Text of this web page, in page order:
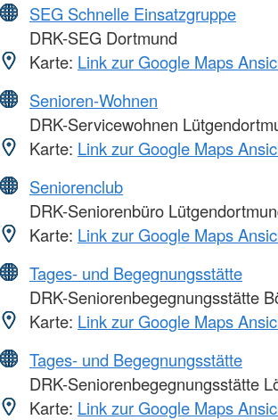
SEG Schnelle Einsatzgruppe
DRK-SEG Dortmund
Karte: Link zur Google Maps
Senioren-Wohnen
DRK-Servicewohnen
Karte: Link zur Google Maps
Seniorenclub
DRK-Seniorenbüro
Karte: Link zur Google Maps
Tages- und Begegnungsstätte
DRK-Seniorenbegegnungsstätte
Karte: Link zur Google Maps
Tages- und Begegnungsstätte
DRK-Seniorenbegegnungsstätte
Karte: Link zur Google Maps